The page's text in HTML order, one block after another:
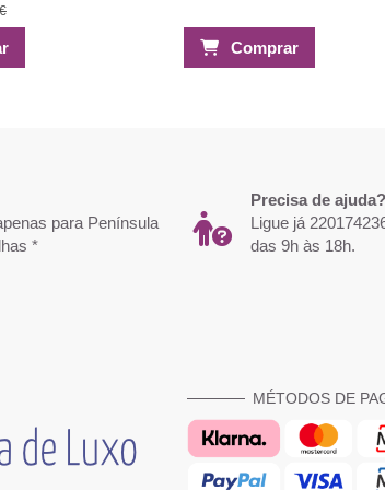
Comprar
Inox 8
Top Coat Extra Brilho 11ml - Care &
Finish Inocos
para Península
*
Precisa de ajuda?
Ligue já
das 9h às 18h.
MÉTODOS DE